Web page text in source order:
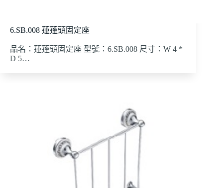
6.SB.008 蓮蓬頭固定座
品名：蓮蓬頭固定座 型號：6.SB.008 尺寸：W 4 *
D 5…